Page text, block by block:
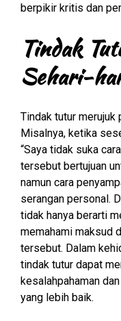
berpikir kritis dan
Tindak
Sehari-
Tindak tutur merujuk
Misalnya, ketika
“Saya tidak suka
tersebut bertujuan
namun cara
serangan personal.
tidak hanya berarti
memahami maksud
tersebut. Dalam
tindak tutur dapat
kesalahpahaman
yang lebih baik.